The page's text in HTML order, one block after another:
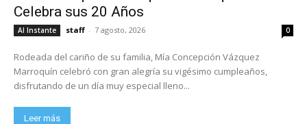
Celebra sus 20 Años
Al Instante staff - 7 agosto, 2026 0
Rodeada del cariño de su familia, Mía Concepción Vázquez
Marroquín celebró con gran alegría su vigésimo cumpleaños,
disfrutando de un día muy especial lleno...
Leer más